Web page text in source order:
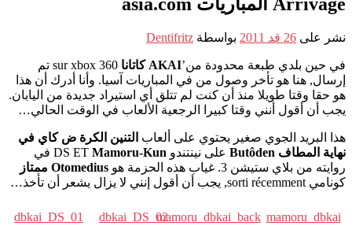
نشر على 26 قد 2011 بواسطة Dentifritz
في حين بلدي طبعة محدودة من’AKAI كاتانا
sur xbox 360 تم
إرسال, هنا هو تأخر وصول من في المباريات آسيا. وأنا أدرك أن هذا
هو حقا وقتا طويلا منذ أن كنت لم تتلق أي استيراد جديدة من اليابان.
يجب أن أقول أنني وقتا كبيرا الرجعية الألعاب في الوقت الحالي…
هذا البريد الجوي صغير يحتوي على ألعاب التنين الكرة ض كاي في
نهاية المطاف Butôden
على نينتندو DS ET Mamoru-Kun
في
روايته من بلاي ستيشن 3. غياب هذه الحزمة هو
Otomedius ممتاز
كونامي sorti récemment, يجب أن أقول إنني لا يزال يشعر أن تأخذ…
mamoru_dbkai
mamoru_dbkai_back
dbkai_DS_02
dbkai_DS_01